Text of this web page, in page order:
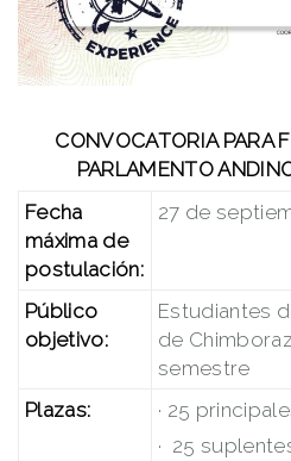
CONVOCATORIA PARA
PARLAMENTO
Fecha
máxima de
postulación:
27 de
Público
objetivo:
Estudiantes
de
semestre
Plazas:
· 25
· 25